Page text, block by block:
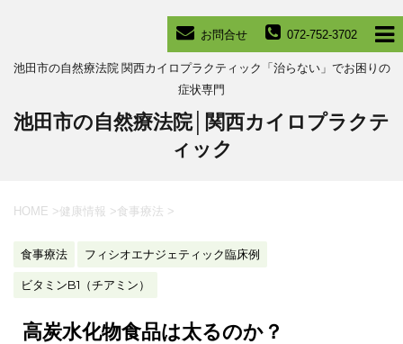
072-752-3702
お問合せ
池田市の自然療法院 関西カイロプラクティック「治らない」でお困りの
症状専門
池田市の自然療法院│関西カイロプラクテ
ィック
HOME >健康情報 > 食事療法 >
食事療法 フィシオエナジェティック臨床例
ビタミンB1（チアミン）
高炭水化物食品は太るのか？